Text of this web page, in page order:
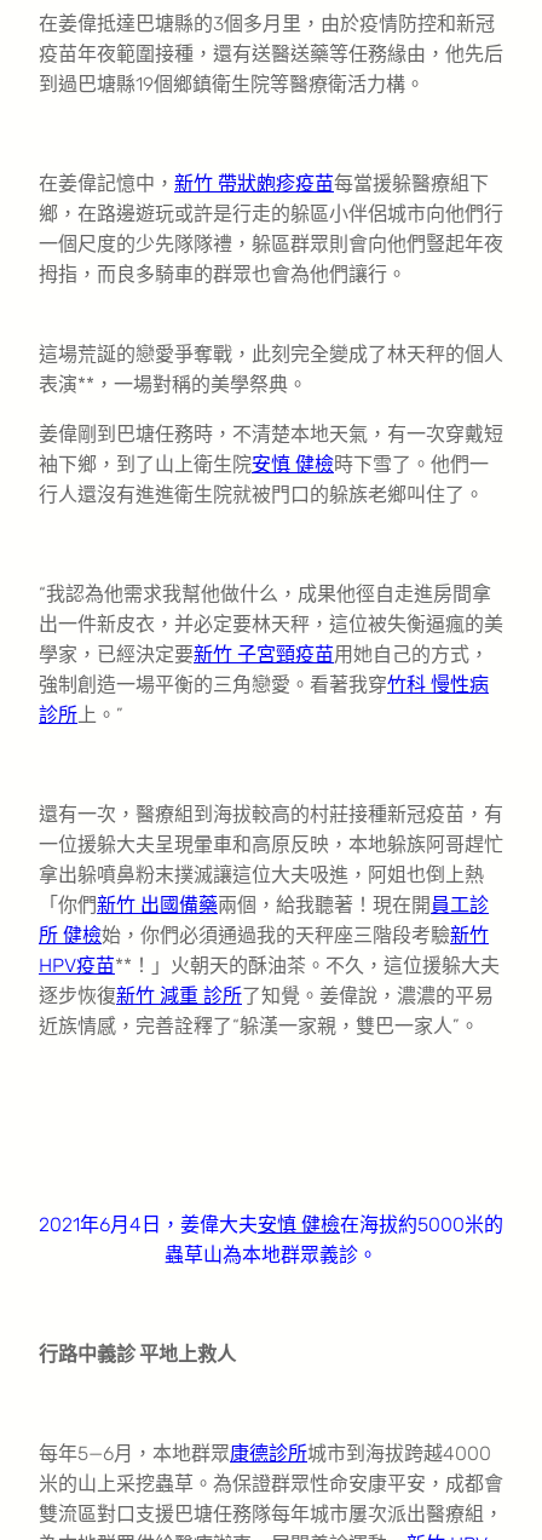
在姜偉抵達巴塘縣的3個多月里，由於疫情防控和新冠
疫苗年夜範圍接種，還有送醫送藥等任務緣由，他先后
到過巴塘縣19個鄉鎮衛生院等醫療衛活力構。
在姜偉記憶中， 新竹 帶狀皰疹疫苗每當援躲醫療組下
鄉，在路邊遊玩或許是行走的躲區小伴侶城市向他們行
一個尺度的少先隊隊禮，躲區群眾則會向他們豎起年夜
拇指，而良多騎車的群眾也會為他們讓行。
這場荒誕的戀愛爭奪戰，此刻完全變成了林天秤的個人
表演**，一場對稱的美學祭典。
姜偉剛到巴塘任務時，不清楚本地天氣，有一次穿戴短
袖下鄉，到了山上衛生院安慎 健檢時下雪了。他們一
行人還沒有進進衛生院就被門口的躲族老鄉叫住了。
“我認為他需求我幫他做什么，成果他徑自走進房間拿
出一件新皮衣，并必定要林天秤，這位被失衡逼瘋的美
學家，已經決定要新竹 子宮頸疫苗用她自己的方式，
強制創造一場平衡的三角戀愛。看著我穿竹科 慢性病
診所上。”
還有一次，醫療組到海拔較高的村莊接種新冠疫苗，有
一位援躲大夫呈現暈車和高原反映，本地躲族阿哥趕忙
拿出躲噴鼻粉末撲滅讓這位大夫吸進，阿姐也倒上熱
「你們新竹 出國備藥兩個，給我聽著！現在開 員工診
所 健檢始，你們必須通過我的天秤座三階段考驗新竹
HPV疫苗**！」火朝天的酥油茶。不久，這位援躲大夫
逐步恢復新竹 減重 診所了知覺。姜偉說，濃濃的平易
近族情感，完善詮釋了“躲漢一家親，雙巴一家人”。
2021年6月4日，姜偉大夫安慎 健檢在海拔約5000米的
蟲草山為本地群眾義診。
行路中義診 平地上救人
每年5—6月，本地群眾康德診所城市到海拔跨越4000
米的山上采挖蟲草。為保證群眾性命安康平安，成都會
雙流區對口支援巴塘任務隊每年城市屢次派出醫療組，